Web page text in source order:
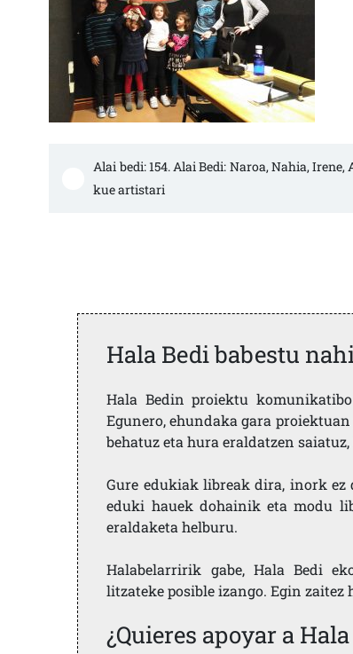
Alai bedi: 154. Alai Bedi: Naroa, Nahia,
kue artistari
Hala Bedi babestu
Hala Bedin proiektu
Egunero, ehundaka gara
behatuz eta hura eraldatzen
Gure edukiak libreak dira, inork ez
eduki hauek dohainik eta modu
eraldaketa helburu.
Halabelarririk gabe, Hala Bedi
litzateke posible izango. Egin zaitez
¿Quieres apoyar a